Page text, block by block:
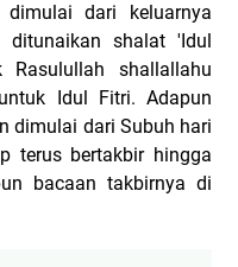
dari keluarnya
ditunaikan shalat 'Idul
shallallahu
Idul Fitri. Adapun
dimulai dari Subuh hari
terus bertakbir hingga
bacaan takbirnya di